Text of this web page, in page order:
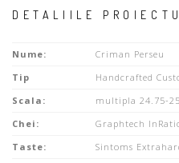
DETALIILE
Nume:
Criman Perseu
Tip
Handcrafted
Scala:
multipla 24.75-
Chei:
Graphtech
Taste:
Sintoms